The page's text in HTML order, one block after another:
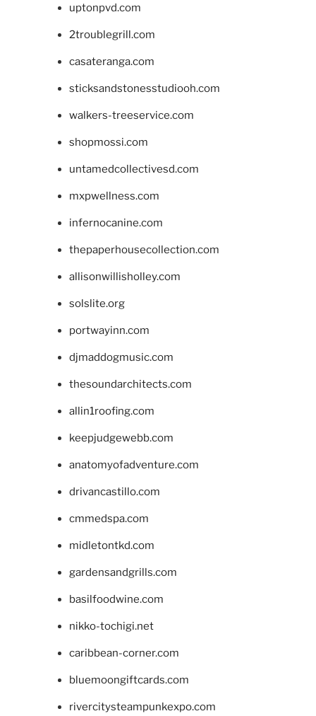
uptonpvd.com
2troublegrill.com
casateranga.com
sticksandstonesstudiooh.com
walkers-treeservice.com
shopmossi.com
untamedcollectivesd.com
mxpwellness.com
infernocanine.com
thepaperhousecollection.com
allisonwillisholley.com
solslite.org
portwayinn.com
djmaddogmusic.com
thesoundarchitects.com
allin1roofing.com
keepjudgewebb.com
anatomyofadventure.com
drivancastillo.com
cmmedspa.com
midletontkd.com
gardensandgrills.com
basilfoodwine.com
nikko-tochigi.net
caribbean-corner.com
bluemoongiftcards.com
rivercitysteampunkexpo.com